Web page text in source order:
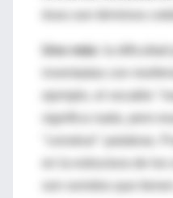
Uno más
inventadas con
significa nada, pero
en la estructura de